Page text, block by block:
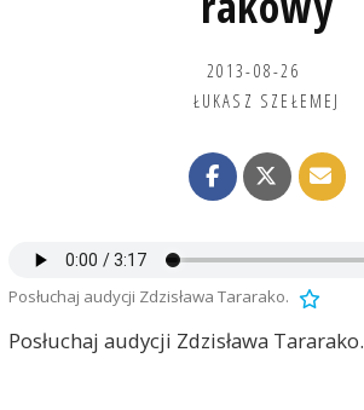
2013-08-26
ŁUKASZ SZEŁEMEJ
Posłuchaj audycji Zdzisława Tararako.
Posłuchaj audycji Zdzisława Tararako.